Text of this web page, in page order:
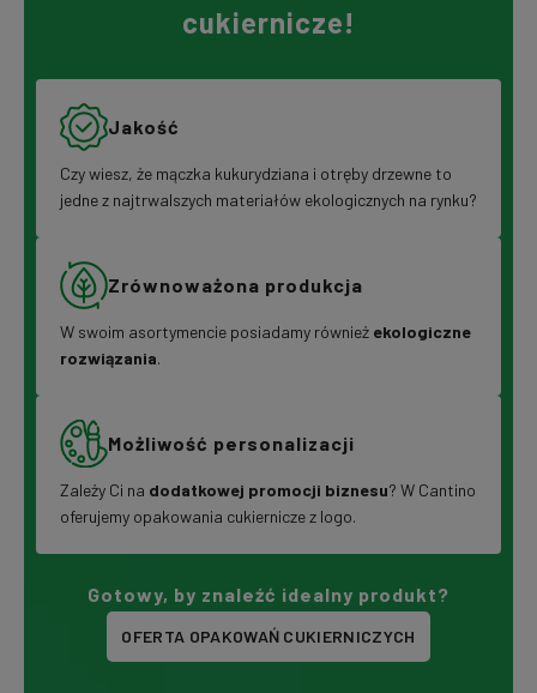
cukiernicze!
Jakość
Czy wiesz, że mączka kukurydziana i otręby drzewne to
jedne z najtrwalszych materiałów ekologicznych na rynku?
Zrównoważona produkcja
W swoim asortymencie posiadamy również ekologiczne
rozwiązania.
Możliwość personalizacji
Zależy Ci na dodatkowej promocji biznesu? W Cantino
oferujemy opakowania cukiernicze z logo.
Gotowy, by znaleźć idealny produkt?
OFERTA OPAKOWAŃ CUKIERNICZYCH